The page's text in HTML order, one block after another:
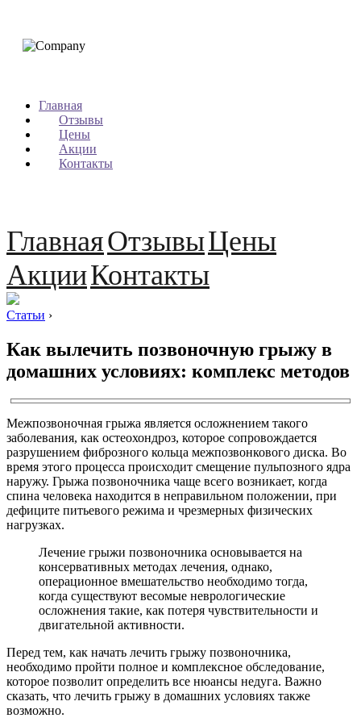
Главная
Отзывы
Цены
Акции
Контакты
ГлавнаяОтзывыЦены
АкцииКонтакты
Статьи ›
Как вылечить позвоночную грыжу в
домашних условиях: комплекс методов
Межпозвоночная грыжа является осложнением такого
заболевания, как остеохондроз, которое сопровождается
разрушением фиброзного кольца межпозвонкового диска. Во
время этого процесса происходит смещение пульпозного ядра
наружу. Грыжа позвоночника чаще всего возникает, когда
спина человека находится в неправильном положении, при
дефиците питьевого режима и чрезмерных физических
нагрузках.
Лечение грыжи позвоночника основывается на
консервативных методах лечения, однако,
операционное вмешательство необходимо тогда,
когда существуют весомые неврологические
осложнения такие, как потеря чувствительности и
двигательной активности.
Перед тем, как начать лечить грыжу позвоночника,
необходимо пройти полное и комплексное обследование,
которое позволит определить все нюансы недуга. Важно
сказать, что лечить грыжу в домашних условиях также
возможно.